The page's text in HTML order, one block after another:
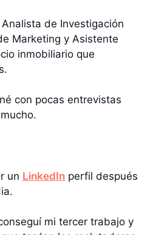
de Investigación
Marketing y Asistente
inmobiliario que
con pocas entrevistas
un LinkedIn perfil después
mi tercer trabajo y